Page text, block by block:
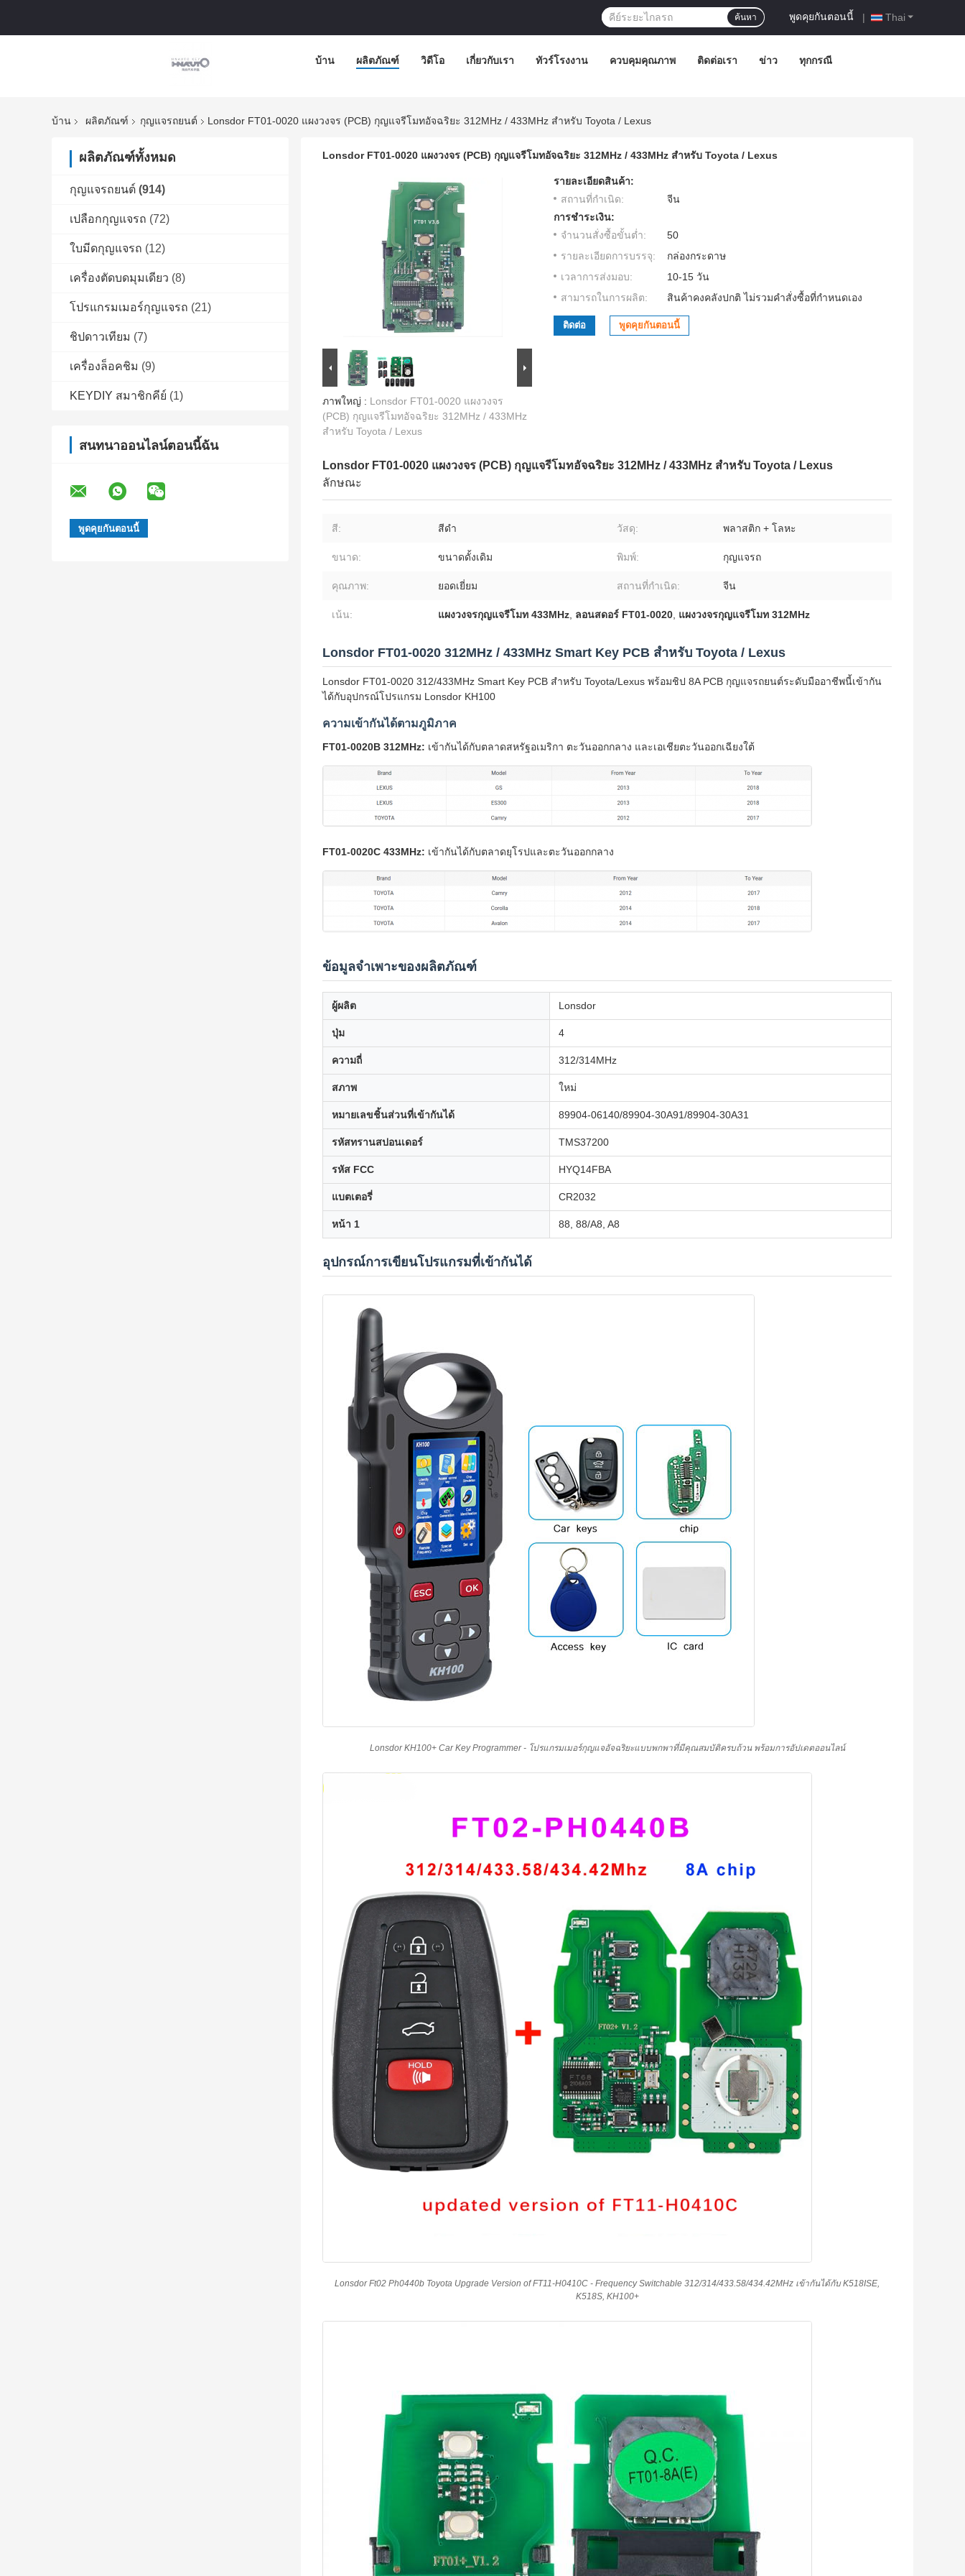
Thai
พูดคุยกันตอนนี้ |
ค้นหา
บ้าน ผลิตภัณฑ์ วิดีโอ เกี่ยวกับเรา ทัวร์โรงงาน ควบคุมคุณภาพ ติดต่อเรา ข่าว ทุกกรณี
บ้าน ผลิตภัณฑ์ กุญแจรถยนต์ Lonsdor FT01-0020 แผงวงจร (PCB) กุญแจรีโมทอัจฉริยะ 312MHz / 433MHz สำหรับ Toyota / Lexus
ผลิตภัณฑ์ทั้งหมด
กุญแจรถยนต์ (914)
เปลือกกุญแจรถ (72)
ใบมีดกุญแจรถ (12)
เครื่องตัดบดมุมเดียว (8)
โปรแกรมเมอร์กุญแจรถ (21)
ชิปดาวเทียม (7)
เครื่องล็อคชิม (9)
KEYDIY สมาชิกคีย์ (1)
สนทนาออนไลน์ตอนนี้ฉัน
Lonsdor FT01-0020 แผงวงจร (PCB) กุญแจรีโมทอัจฉริยะ 312MHz / 433MHz สำหรับ Toyota / Lexus
ภาพใหญ่ : Lonsdor FT01-0020 แผงวงจร
(PCB) กุญแจรีโมทอัจฉริยะ 312MHz / 433MHz
สำหรับ Toyota / Lexus
รายละเอียดสินค้า:
สถานที่กำเนิด:
จีน
การชำระเงิน:
จำนวนสั่งซื้อขั้นต่ำ:
50
รายละเอียดการบรรจุ:
กล่องกระดาษ
เวลาการส่งมอบ:
10-15 วัน
สามารถในการผลิต:
สินค้าคงคลังปกติ ไม่รวมคำสั่งซื้อที่กำหนดเอง
ติดต่อ พูดคุยกันตอนนี้
Lonsdor FT01-0020 แผงวงจร (PCB) กุญแจรีโมทอัจฉริยะ 312MHz / 433MHz สำหรับ Toyota / Lexus
ลักษณะ
สี: สีดำ วัสดุ: พลาสติก + โลหะ
ขนาด: ขนาดดั้งเดิม พิมพ์: กุญแจรถ
คุณภาพ: ยอดเยี่ยม สถานที่กำเนิด: จีน
เน้น: แผงวงจรกุญแจรีโมท 433MHz, ลอนสดอร์ FT01-0020, แผงวงจรกุญแจรีโมท 312MHz
Lonsdor FT01-0020 312MHz / 433MHz Smart Key PCB สำหรับ Toyota / Lexus
Lonsdor FT01-0020 312/433MHz Smart Key PCB สำหรับ Toyota/Lexus พร้อมชิป 8A PCB กุญแจรถยนต์ระดับมืออาชีพนี้เข้ากัน
ได้กับอุปกรณ์โปรแกรม Lonsdor KH100
ความเข้ากันได้ตามภูมิภาค
FT01-0020B 312MHz: เข้ากันได้กับตลาดสหรัฐอเมริกา ตะวันออกกลาง และเอเชียตะวันออกเฉียงใต้
FT01-0020C 433MHz: เข้ากันได้กับตลาดยุโรปและตะวันออกกลาง
ข้อมูลจำเพาะของผลิตภัณฑ์
ผู้ผลิต Lonsdor
ปุ่ม 4
ความถี่ 312/314MHz
สภาพ ใหม่
หมายเลขชิ้นส่วนที่เข้ากันได้ 89904-06140/89904-30A91/89904-30A31
รหัสทรานสปอนเดอร์ TMS37200
รหัส FCC HYQ14FBA
แบตเตอรี่ CR2032
หน้า 1 88, 88/A8, A8
อุปกรณ์การเขียนโปรแกรมที่เข้ากันได้
Lonsdor KH100+ Car Key Programmer - โปรแกรมเมอร์กุญแจอัจฉริยะแบบพกพาที่มีคุณสมบัติครบถ้วน พร้อมการอัปเดตออนไลน์
Lonsdor Ft02 Ph0440b Toyota Upgrade Version of FT11-H0410C - Frequency Switchable 312/314/433.58/434.42MHz เข้ากันได้กับ K518ISE,
K518S, KH100+